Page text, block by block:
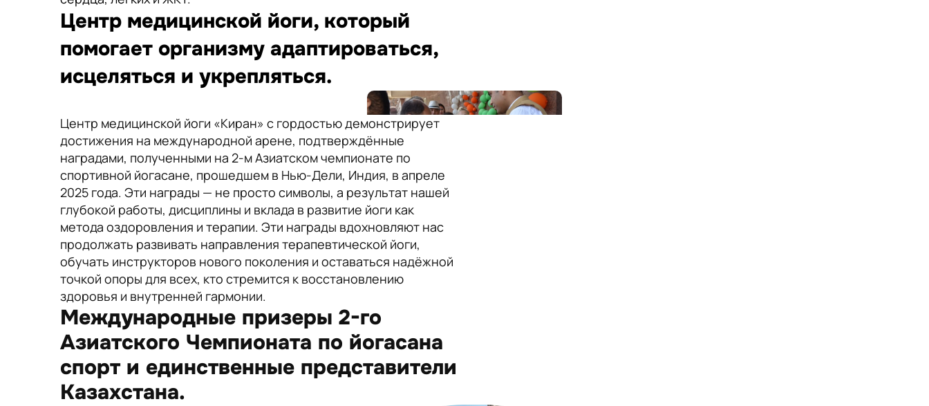
Центр медицинской йоги, который
помогает организму адаптироваться,
исцеляться и укрепляться.
Центр медицинской йоги «Киран» с гордостью демонстрирует
достижения на международной арене, подтверждённые
наградами, полученными на 2-м Азиатском чемпионате по
спортивной йогасане, прошедшем в Нью-Дели, Индия, в апреле
2025 года. Эти награды — не просто символы, а результат нашей
глубокой работы, дисциплины и вклада в развитие йоги как
метода оздоровления и терапии. Эти награды вдохновляют нас
продолжать развивать направления терапевтической йоги,
обучать инструкторов нового поколения и оставаться надёжной
точкой опоры для всех, кто стремится к восстановлению
здоровья и внутренней гармонии.
Международные призеры 2-го
Азиатского Чемпионата по йогасана
спорт и единственные представители
Казахстана.